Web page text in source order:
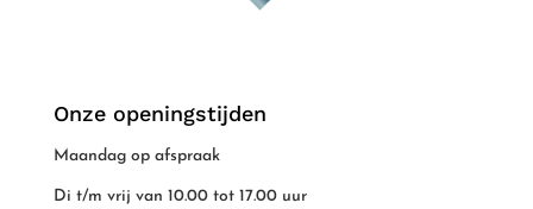
Onze openingstijden
Maandag op afspraak
Di t/m vrij van 10.00 tot 17.00 uur